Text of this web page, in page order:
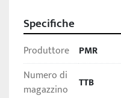
Carico automatico
vasca a canale
dispositivo Pick & Place.
Produzione: fino a 1500
Specifiche
Produttore
PMR
Numero di
magazzino
TTB